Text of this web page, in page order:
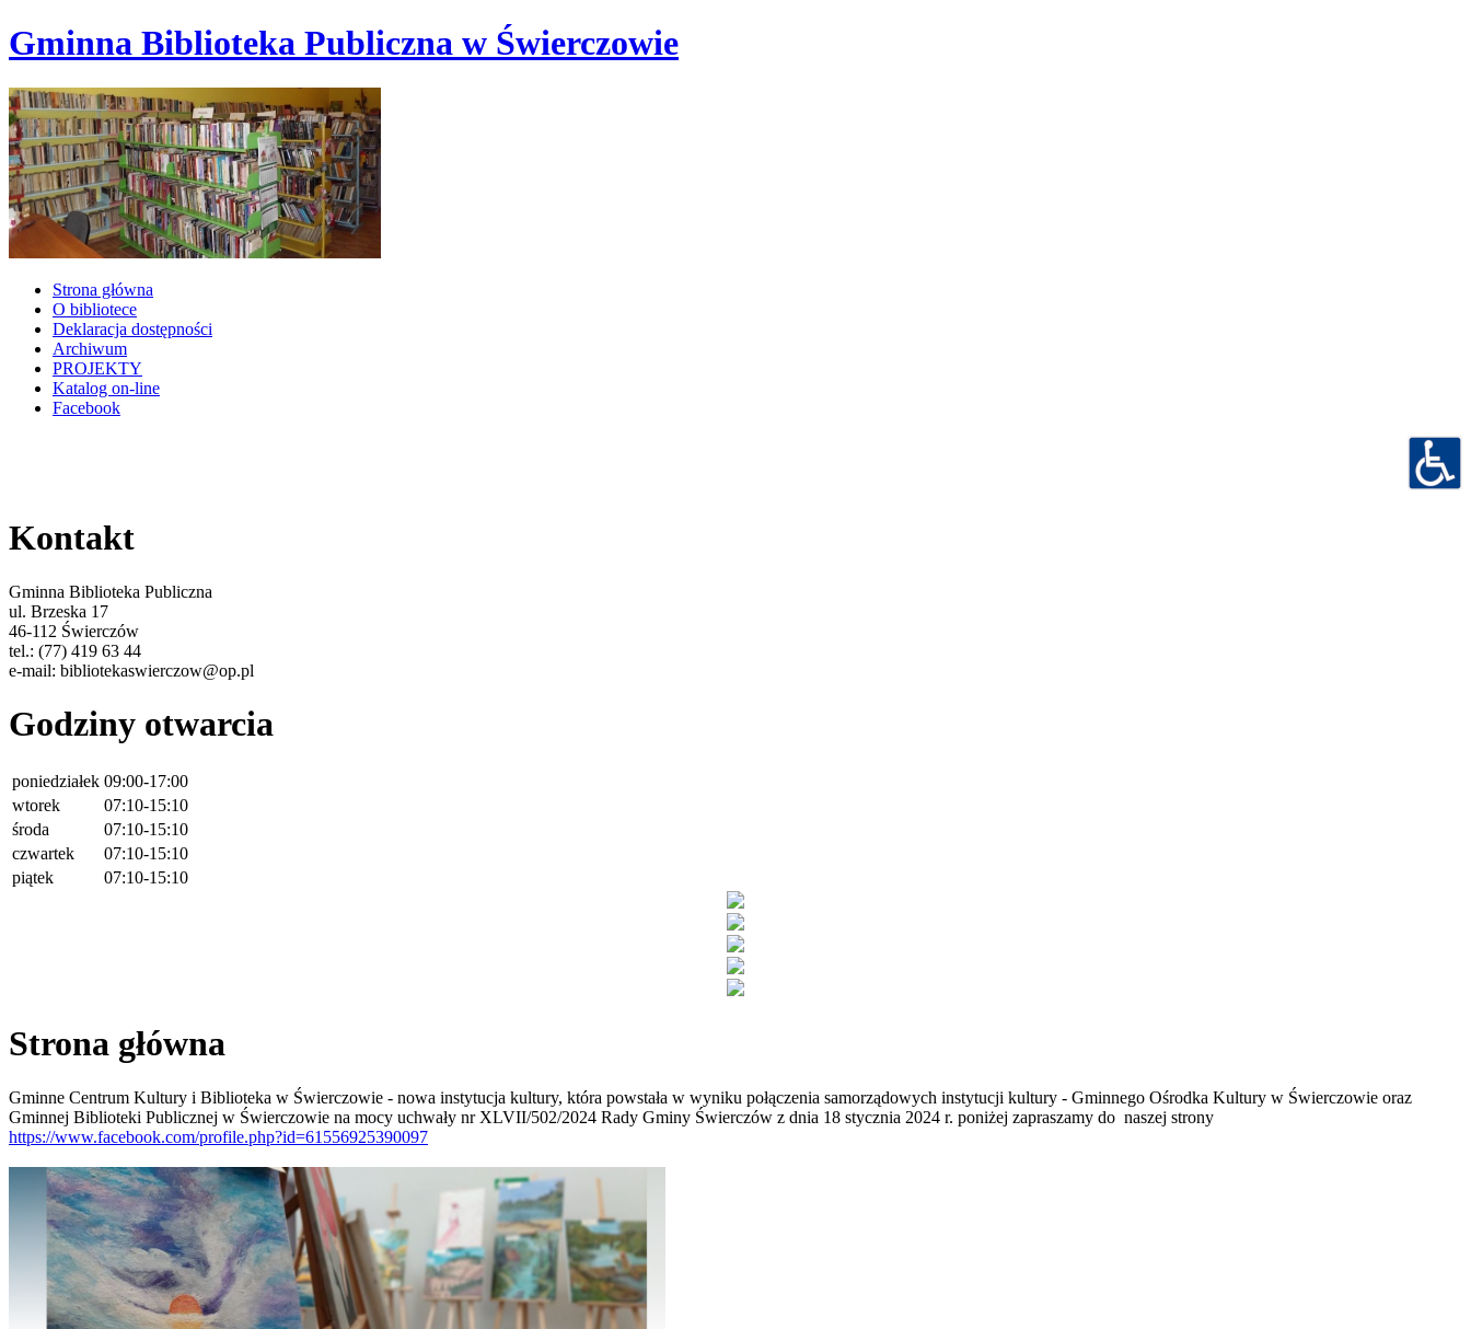
Gminna Biblioteka Publiczna w Świerczowie
Strona główna
O bibliotece
Deklaracja dostępności
Archiwum
PROJEKTY
Katalog on-line
Facebook
Kontakt
Gminna Biblioteka Publiczna
ul. Brzeska 17
46-112 Świerczów
tel.: (77) 419 63 44
e-mail: bibliotekaswierczow@op.pl
Godziny otwarcia
poniedziałek 09:00-17:00
wtorek
07:10-15:10
środa
07:10-15:10
czwartek
07:10-15:10
piątek
07:10-15:10
Strona główna
Gminne Centrum Kultury i Biblioteka w Świerczowie - nowa instytucja kultury, która powstała w wyniku połączenia samorządowych instytucji kultury - Gminnego Ośrodka Kultury w Świerczowie oraz
Gminnej Biblioteki Publicznej w Świerczowie na mocy uchwały nr XLVII/502/2024 Rady Gminy Świerczów z dnia 18 stycznia 2024 r. poniżej zapraszamy do naszej strony
https://www.facebook.com/profile.php?id=61556925390097